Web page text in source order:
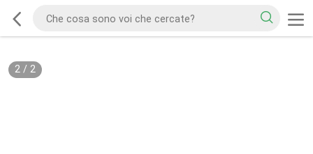
2/ 2